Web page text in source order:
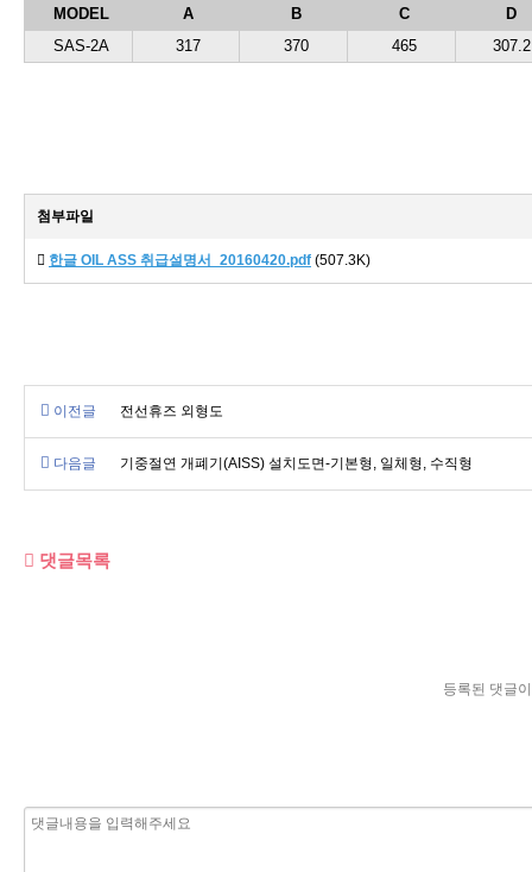
MODEL A B C
D
SAS-2A
317 370 465 307.2
첨부파일
한글 OIL ASS 취급설명서_20160420.pdf (507.3K)
이전글 전선휴즈 외형도
다음글 기중절연 개폐기(AISS) 설치도면-기본형, 일체형, 수직형
댓글목록
등록된 댓글